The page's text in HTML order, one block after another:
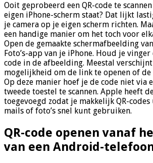
Ooit geprobeerd een QR-code te
eigen iPhone-scherm staat? Dat lijkt
je camera op je eigen scherm richten.
een handige manier om het toch voor
Open de gemaakte schermafbeelding
Foto’s-app van je iPhone. Houd je vinger
code in de afbeelding. Meestal
mogelijkheid om de link te openen of de
Op deze manier hoef je de code niet via
tweede toestel te scannen. Apple heeft
toegevoegd zodat je makkelijk QR-
mails of foto’s snel kunt gebruiken.
QR-code openen vanaf
van een Android-